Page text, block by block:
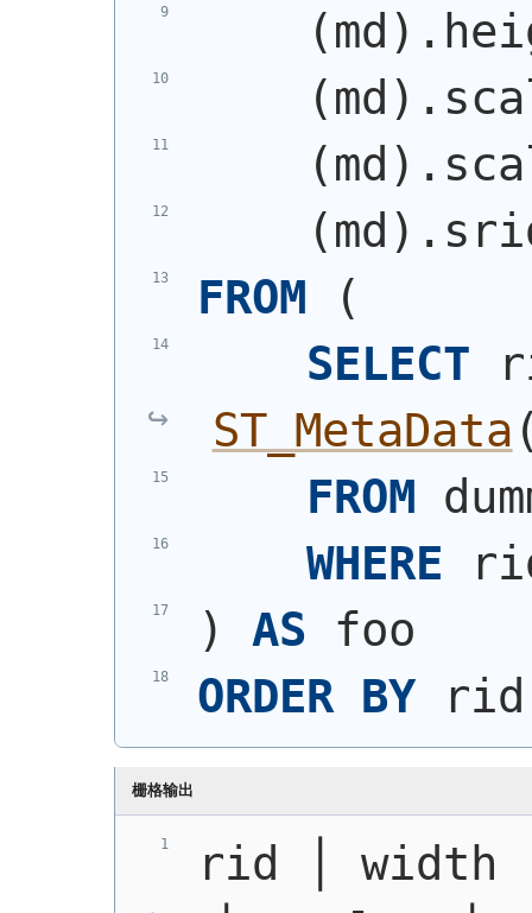
(md )
(md )
(md )
(md )
FROM
(
SELECT
ST_MetaData
FROM
WHERE
)
AS foo
ORDER BY
栅格输出
rid │ width